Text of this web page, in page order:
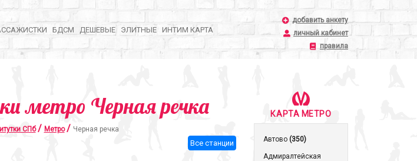
БДСМ ДЕШЕВЫЕ ЭЛИТНЫЕ ИНТИМ КАРТА
добавить анкету
личный кабинет
правила
метро Черная речка
СПб / Метро / Черная речка
Все станции
КАРТА МЕТРО
Автово (350)
Адмиралтейская